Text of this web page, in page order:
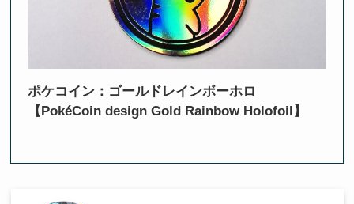
ポケコイン：ゴールドレインボーホロ
【PokéCoin design Gold Rainbow Holofoil】